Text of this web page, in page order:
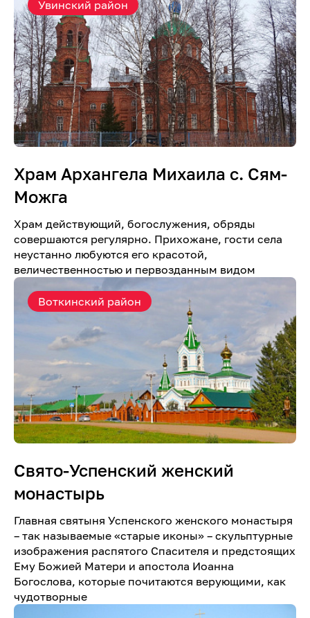
Увинский район
Храм Архангела Михаила с. Сям-
Можга
Храм действующий, богослужения, обряды
совершаются регулярно. Прихожане, гости села
неустанно любуются его красотой,
величественностью и первозданным видом
Воткинский район
Свято-Успенский женский
монастырь
Главная святыня Успенского женского монастыря
– так называемые «старые иконы» – скульптурные
изображения распятого Спасителя и предстоящих
Ему Божией Матери и апостола Иоанна
Богослова, которые почитаются верующими, как
чудотворные